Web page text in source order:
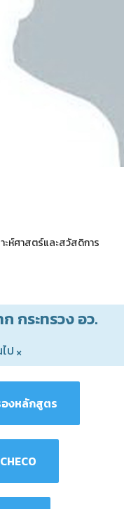
ห์ศาสตร์และสวัสดิการ
กระทรวง อว.
ป×
งหลักสูตร